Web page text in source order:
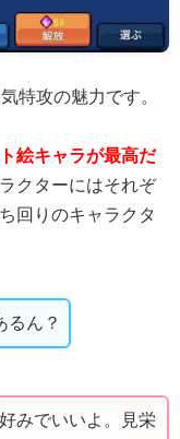
特攻の魅力です。
絵キャラが最高だ
クターにはそれぞ
回りのキャラクタ
るん？
みでいいよ。見栄